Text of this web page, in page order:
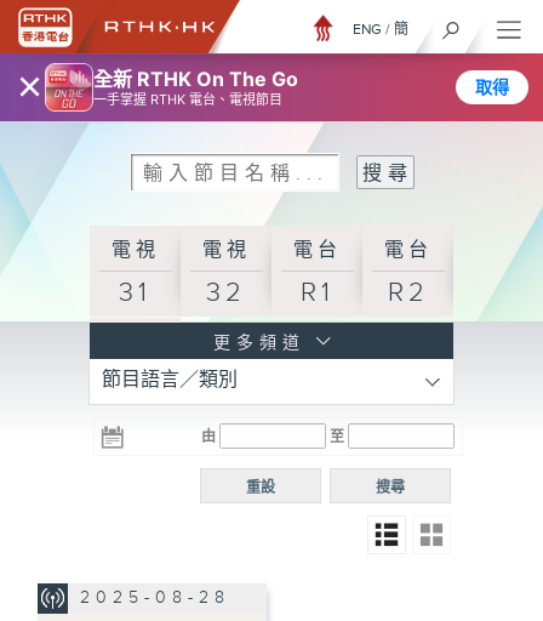
× 全新 RTHK On The Go
一手掌握 RTHK 電台、電視節目
取得
ENG / 簡
電視
31
電視
32
電台
R1
電台
R2
R3
電台 電台
R5
電台
普通
更多頻道
節目語言／類別
由 至
搜尋
重設
2025-08-28